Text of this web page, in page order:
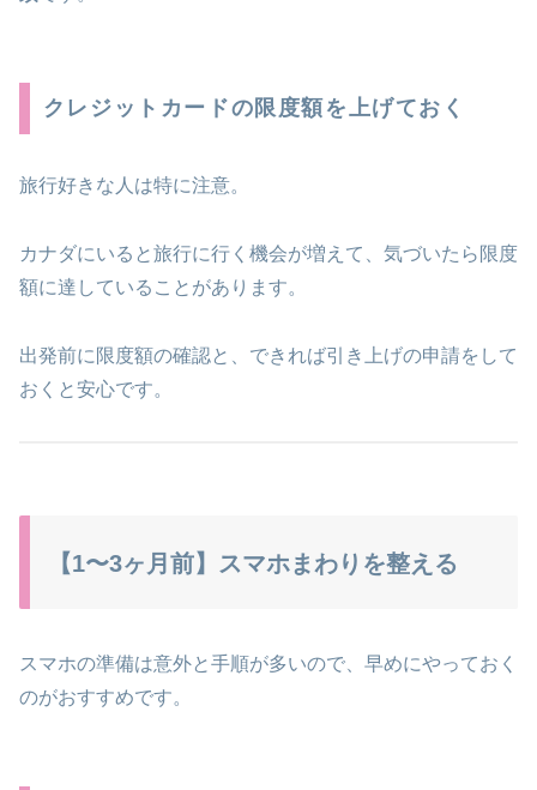
クレジットカードの限度額を上げておく
旅行好きな人は特に注意。
カナダにいると旅行に行く機会が増えて、気づいたら限度
額に達していることがあります。
出発前に限度額の確認と、できれば引き上げの申請をして
おくと安心です。
【1〜3ヶ月前】スマホまわりを整える
スマホの準備は意外と手順が多いので、早めにやっておく
のがおすすめです。